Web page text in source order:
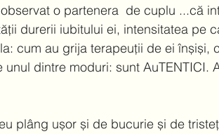
o partenera  de cuplu ...că
durerii iubitului ei, intensitatea pe
cum au grija terapeuții de ei înșiși,
dintre moduri: sunt AuTENTICI.
plâng ușor și de bucurie și de